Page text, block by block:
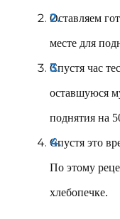
Оставляем
месте для
Спустя час
оставшуюся
поднятия на
Спустя это
По этому
хлебопечке.